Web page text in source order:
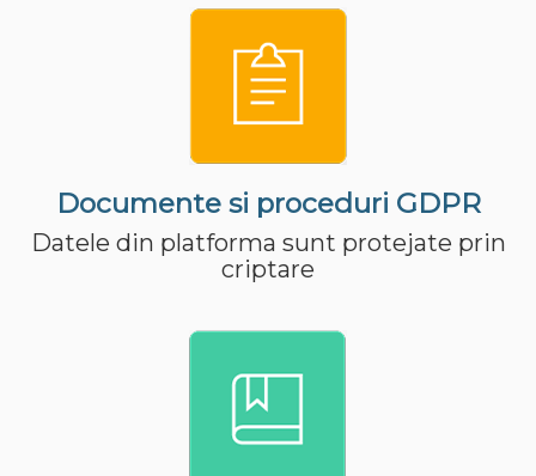
Documente si proceduri GDPR
Datele din platforma sunt protejate prin
criptare